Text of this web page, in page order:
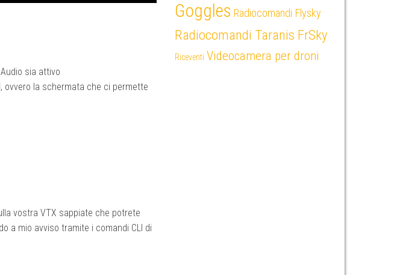
sia attivo
ovvero la schermata che ci permette
vostra VTX sappiate che potrete
a mio avviso tramite i comandi CLI di
Goggles Radiocomandi Flysky
Radiocomandi Taranis FrSky
Riceventi Videocamera per droni